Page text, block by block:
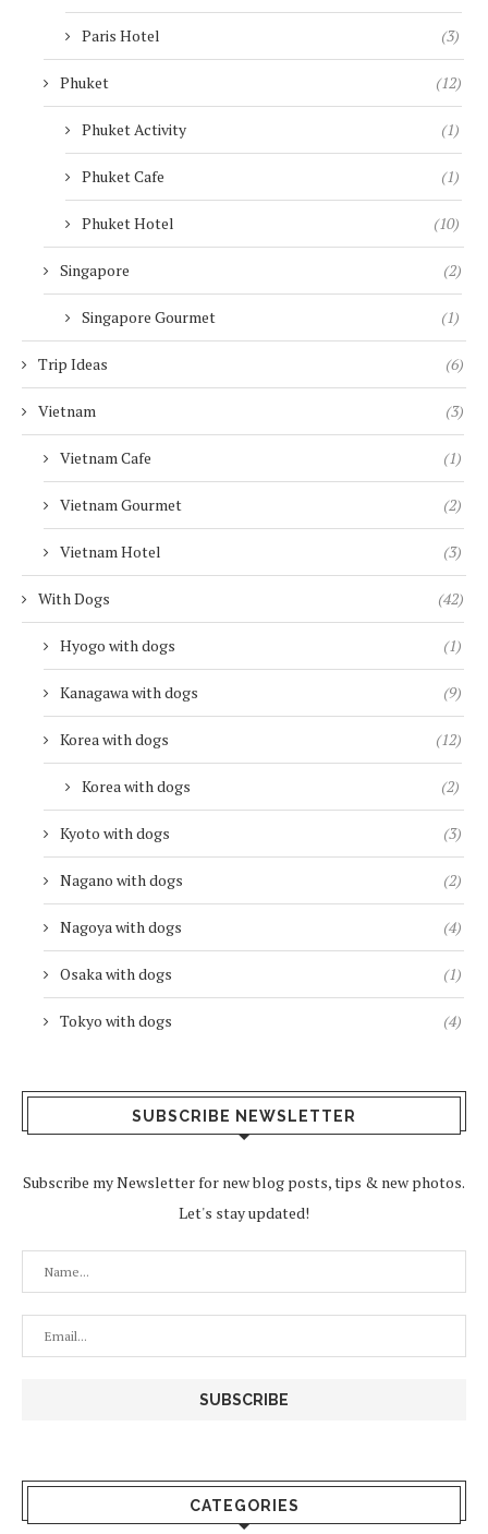
Paris Hotel (3)
Phuket (12)
Phuket Activity (1)
Phuket Cafe (1)
Phuket Hotel (10)
Singapore (2)
Singapore Gourmet (1)
Trip Ideas (6)
Vietnam (3)
Vietnam Cafe (1)
Vietnam Gourmet (2)
Vietnam Hotel (3)
With Dogs (42)
Hyogo with dogs (1)
Kanagawa with dogs (9)
Korea with dogs (12)
Korea with dogs (2)
Kyoto with dogs (3)
Nagano with dogs (2)
Nagoya with dogs (4)
Osaka with dogs (1)
Tokyo with dogs (4)
SUBSCRIBE NEWSLETTER
Subscribe my Newsletter for new blog posts, tips & new photos.
Let's stay updated!
CATEGORIES